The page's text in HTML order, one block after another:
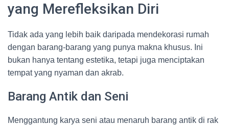
yang Merefleksikan Diri
Tidak ada yang lebih baik daripada mendekorasi rumah
dengan barang-barang yang punya makna khusus. Ini
bukan hanya tentang estetika, tetapi juga menciptakan
tempat yang nyaman dan akrab.
Barang Antik dan Seni
Menggantung karya seni atau menaruh barang antik di rak